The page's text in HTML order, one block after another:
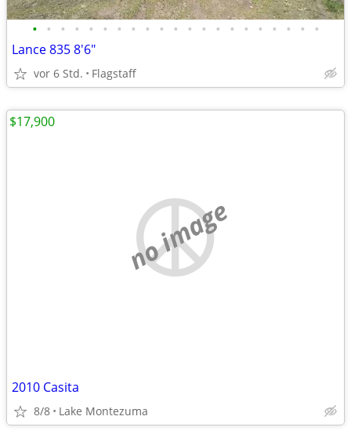
• • • • • • • • • • • • • • • • • • • • •
Lance 835 8'6"
vor 6 Std. Flagstaff
no image
2010 Casita
8/8 Lake Montezuma
$17,900